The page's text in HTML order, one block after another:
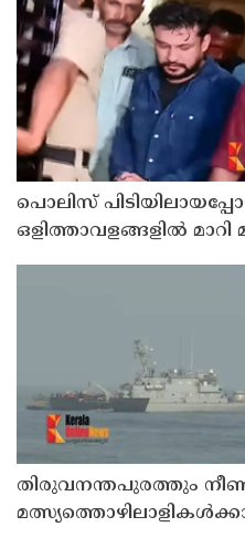
പൊലിസ്
ഒളിത്താവളങ്ങളില്‍ മാറി
തിരുവനന്തപുരത്തും